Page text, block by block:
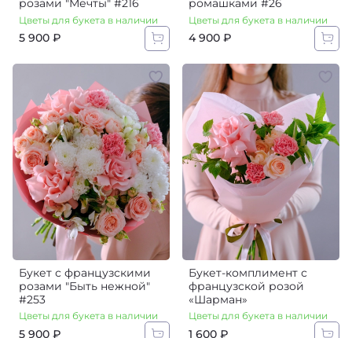
розами "Мечты" #216
Цветы для букета в наличии
5 900 ₽
ромашками #26
Цветы для букета в наличии
4 900 ₽
Букет с французскими
розами "Быть нежной"
#253
Цветы для букета в наличии
5 900 ₽
Букет-комплимент с
французской розой
«Шарман»
Цветы для букета в наличии
1 600 ₽